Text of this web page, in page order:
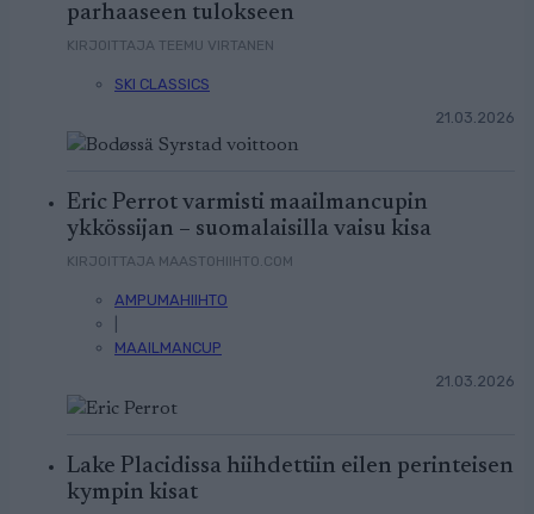
parhaaseen tulokseen
KIRJOITTAJA TEEMU VIRTANEN
SKI CLASSICS
21.03.2026
Eric Perrot varmisti maailmancupin
ykkössijan – suomalaisilla vaisu kisa
KIRJOITTAJA MAASTOHIIHTO.COM
AMPUMAHIIHTO
MAAILMANCUP
21.03.2026
Lake Placidissa hiihdettiin eilen perinteisen
kympin kisat